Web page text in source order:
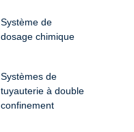
Système de
dosage chimique
Systèmes de
tuyauterie à double
confinement